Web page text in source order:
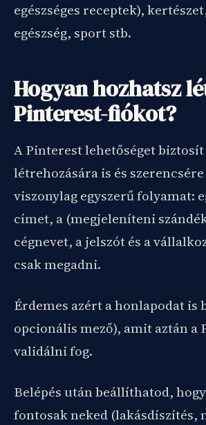
egészséges receptek),
egészség, sport stb.
Hogyan hozhatsz
Pinterest-fiókot?
A Pinterest lehetőséget
létrehozására is és szerencsére
viszonylag egyszerű folyamat:
címet, a (megjeleníteni
cégnevet, a jelszót és a
csak megadni.
Érdemes azért a honlapodat is
opcionális mező), amit aztán a
validálni fog.
Belépés után beállíthatod,
fontosak neked (lakásdíszítés,